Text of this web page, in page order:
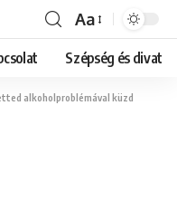
Font
Resizer
Aa
Szépség és divat
alkoholproblémával küzd